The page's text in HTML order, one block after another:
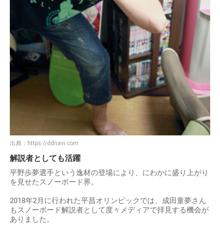
出典： https://ddnavi.com
解説者としても活躍
平野歩夢選手という逸材の登場により、にわかに盛り上がり
を見せたスノーボード界。
2018年2月に行われた平昌オリンピックでは、成田童夢さん
もスノーボード解説者として度々メディアで拝見する機会が
ありました。